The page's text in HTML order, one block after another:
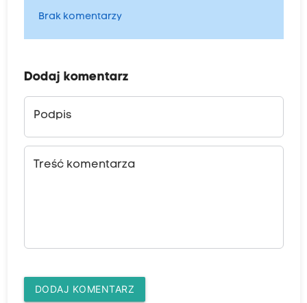
Brak komentarzy
Dodaj komentarz
Podpis
Treść komentarza
DODAJ KOMENTARZ